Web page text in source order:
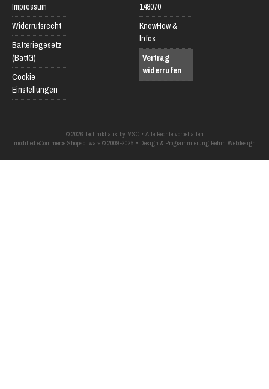
Impressum
Widerrufsrecht
Batteriegesetz
(BattG)
Cookie
Einstellungen
148070
KnowHow &
Infos
Vertrag
widerrufen
© 2026 Technikhaus by MSC • Alle Rechte vorbehalten
modified eCommerce Shopsoftware © 2009-2026 • Design & Programmierung Rehm Webdesign